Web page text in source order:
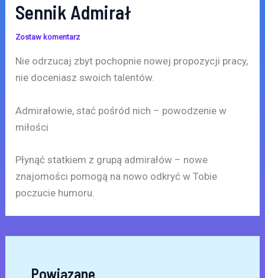
Sennik Admirał
Zostaw komentarz
Nie odrzucaj zbyt pochopnie nowej propozycji pracy,
nie doceniasz swoich talentów.
Admirałowie, stać pośród nich – powodzenie w
miłości
Płynąć statkiem z grupą admirałów – nowe
znajomości pomogą na nowo odkryć w Tobie
poczucie humoru.
Powiązane